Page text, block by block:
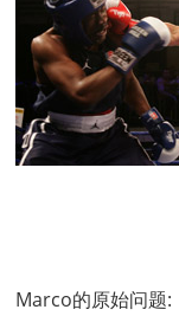
Marco的原始问题: